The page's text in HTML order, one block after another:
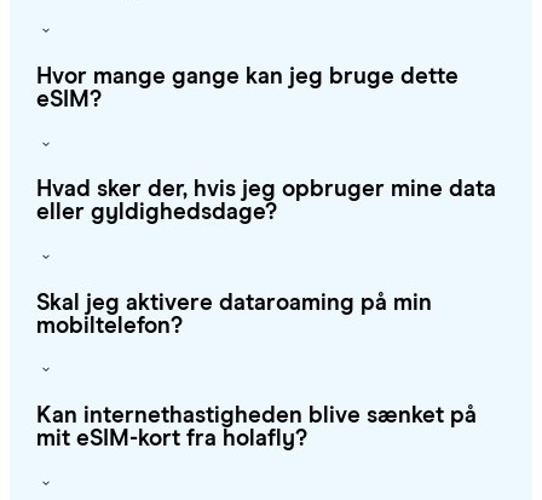
Hvor mange gange kan jeg bruge dette
eSIM?
Hvad sker der, hvis jeg opbruger mine data
eller gyldighedsdage?
Skal jeg aktivere dataroaming på min
mobiltelefon?
Kan internethastigheden blive sænket på
mit eSIM-kort fra holafly?